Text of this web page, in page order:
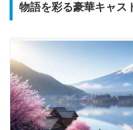
物語を彩る豪華キャス